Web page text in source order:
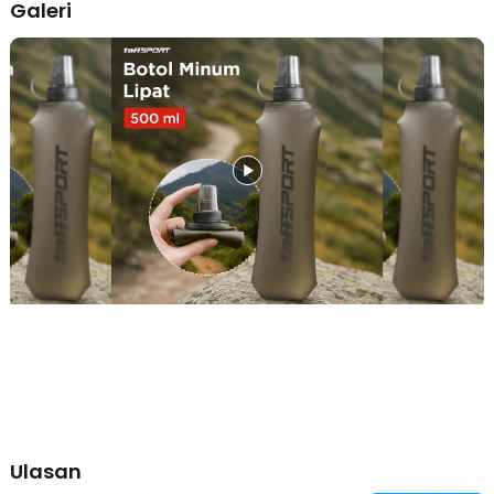
khawatir tas atau saku menjadi penuh sesak. Berkat materialnya
yang sangat fleksibel, botol minum lipat soft flask ini dapat dilipat
hingga ukuran minimalis saat kosong, sehingga Anda bisa
menyelipkannya dengan mudah ke dalam saku jaket, rompi lari
(running vest), atau kantong sepeda. Kepraktisan ini memungkinkan
Anda bergerak lebih bebas dan cepat tanpa hambatan dimensi
botol kaku yang seringkali membatasi ruang gerak.
Hidrasi Instan dengan Teknologi Katup Gigit
Nikmati kemudahan minum langsung tanpa harus berhenti atau
repot membuka tutup botol di tengah aktivitas yang intens. Fitur
katup gigit (bite valve) yang inovatif memungkinkan Anda untuk
menghisap air dengan mudah hanya dengan sedikit tekanan gigi
pada ujung botol. Teknologi ini memastikan aliran air keluar dengan
lancar saat Anda butuhkan dan akan langsung menutup rapat secara
atau robek, tetapi juga sudah tersertifikasi aman untuk membawa
air minum bersih karena bebas dari zat kimia berbahaya (BPA Free).
Galeri
Ulasan